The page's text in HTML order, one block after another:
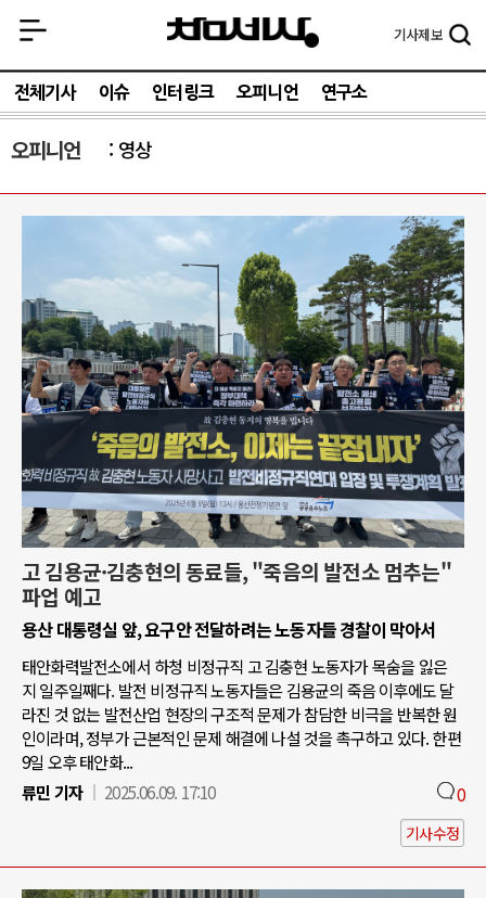
기사제보
전체기사 이슈 인터링크 오피니언 연구소
오피니언 영상
고 김용균·김충현의 동료들, "죽음의 발전소 멈추는"
파업 예고
용산 대통령실 앞, 요구안 전달하려는 노동자들 경찰이 막아서
태안화력발전소에서 하청 비정규직 고 김충현 노동자가 목숨을 잃은
지 일주일째다. 발전 비정규직 노동자들은 김용균의 죽음 이후에도 달
라진 것 없는 발전산업 현장의 구조적 문제가 참담한 비극을 반복한 원
인이라며, 정부가 근본적인 문제 해결에 나설 것을 촉구하고 있다. 한편
9일 오후 태안화...
류민 기자
2025.06.09. 17:10 0
기사수정